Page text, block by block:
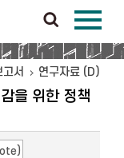
서 연구자료 (D)
을 위한 정책